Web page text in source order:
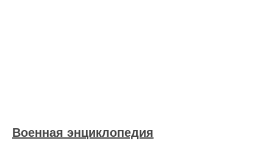
Военная энциклопедия